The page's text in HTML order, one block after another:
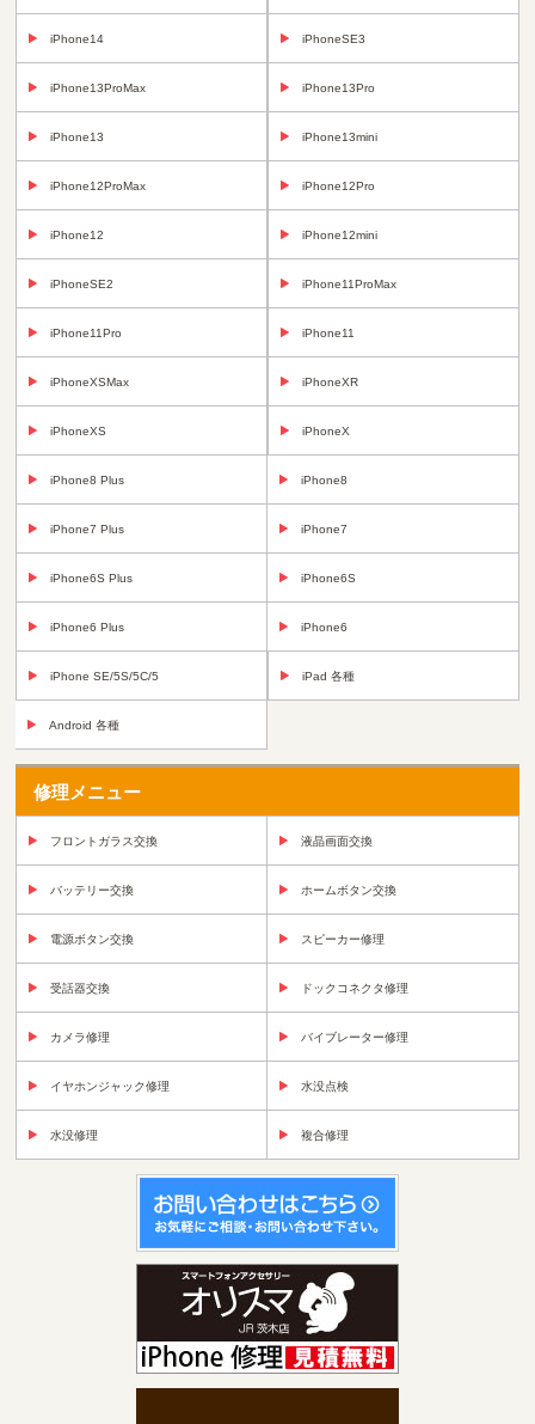
iPhone14 iPhoneSE3
iPhone13ProMax iPhone13Pro
iPhone13 iPhone13mini
iPhone12ProMax iPhone12Pro
iPhone12 iPhone12mini
iPhoneSE2 iPhone11ProMax
iPhone11Pro iPhone11
iPhoneXSMax iPhoneXR
iPhoneXS iPhoneX
iPhone8 Plus iPhone8
iPhone7 Plus iPhone7
iPhone6S Plus iPhone6S
iPhone6 Plus iPhone6
iPhone SE/5S/5C/5 iPad 各種
Android 各種
修理メニュー
フロントガラス交換 液晶画面交換
バッテリー交換 ホームボタン交換
電源ボタン交換 スピーカー修理
受話器交換 ドックコネクタ修理
カメラ修理 バイブレーター修理
イヤホンジャック修理 水没点検
水没修理 複合修理